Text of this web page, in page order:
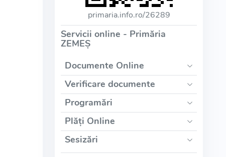
primaria.info.ro/26289
Servicii online - Primăria
ZEMEŞ
Documente Online
Verificare documente
Programări
Plăți Online
Sesizări